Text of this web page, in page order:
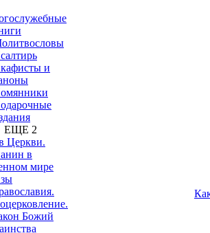
и
ЕЩЕ 2
Церкви.
в
мире
Божий